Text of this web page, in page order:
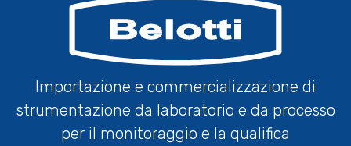
Importazione e commercializzazione di
strumentazione da laboratorio e da processo
per il monitoraggio e la qualifica